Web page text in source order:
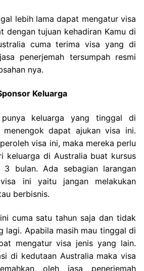
lebih lama dapat mengatur visa
dengan tujuan kehadiran Kamu di
cuma terima visa yang di
penerjemah tersumpah resmi
nya.
Keluarga
keluarga yang tinggal di
dapat ajukan visa ini.
visa ini, maka mereka perlu
keluarga di Australia buat kursus
3 bulan. Ada sebagian larangan
ini yaitu jangan melakukan
berbisnis.
cuma satu tahun saja dan tidak
lagi. Apabila masih mau tinggal di
mengatur visa jenis yang lain.
di kedutaan Australia maka visa
oleh jasa penerjemah